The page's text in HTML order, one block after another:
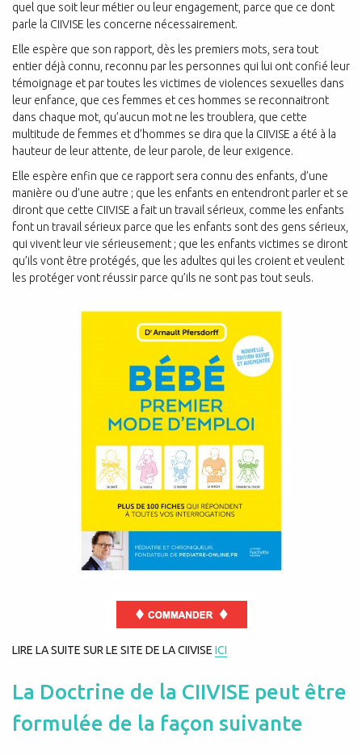
quel que soit leur métier ou leur engagement, parce que ce dont
parle la CIIVISE les concerne nécessairement.
Elle espère que son rapport, dès les premiers mots, sera tout
entier déjà connu, reconnu par les personnes qui lui ont confié leur
témoignage et par toutes les victimes de violences sexuelles dans
leur enfance, que ces femmes et ces hommes se reconnaitront
dans chaque mot, qu’aucun mot ne les troublera, que cette
multitude de femmes et d’hommes se dira que la CIIVISE a été à la
hauteur de leur attente, de leur parole, de leur exigence.
Elle espère enfin que ce rapport sera connu des enfants, d’une
manière ou d’une autre ; que les enfants en entendront parler et se
diront que cette CIIVISE a fait un travail sérieux, comme les enfants
font un travail sérieux parce que les enfants sont des gens sérieux,
qui vivent leur vie sérieusement ; que les enfants victimes se diront
qu’ils vont être protégés, que les adultes qui les croient et veulent
les protéger vont réussir parce qu’ils ne sont pas tout seuls.
LIRE LA SUITE SUR LE SITE DE LA CIIVISE ICI
La Doctrine de la CIIVISE peut être
formulée de la façon suivante